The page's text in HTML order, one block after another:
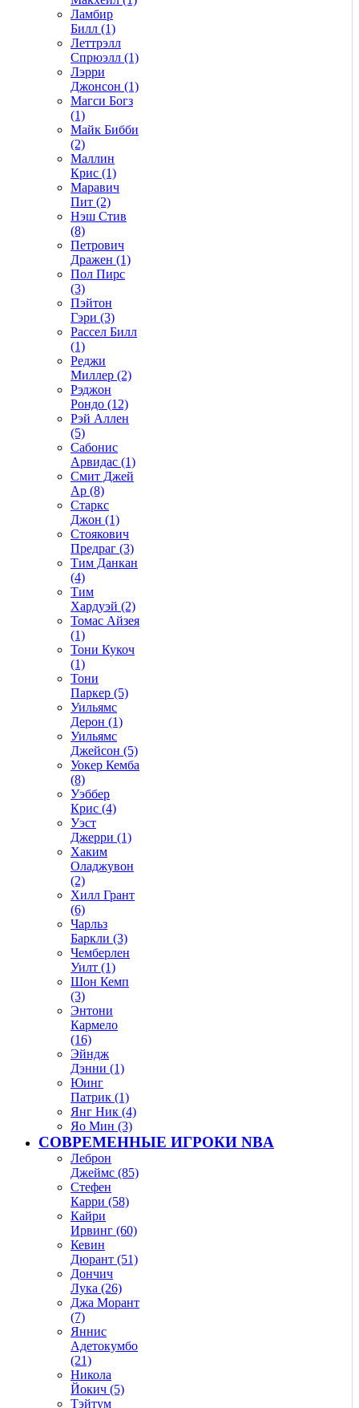
Ламбир
Билл (1)
Леттрэлл
Спрюэлл (1)
Лэрри
Джонсон (1)
Магси Богз
(1)
Майк Бибби
(2)
Маллин
Крис (1)
Маравич
Пит (2)
Нэш Стив
(8)
Петрович
Дражен (1)
Пол Пирс
(3)
Пэйтон
Гэри (3)
Рассел Билл
(1)
Реджи
Миллер (2)
Рэджон
Рондо (12)
Рэй Аллен
(5)
Сабонис
Арвидас (1)
Смит Джей
Ар (8)
Старкс
Джон (1)
Стоякович
Предраг (3)
Тим Данкан
(4)
Тим
Хардуэй (2)
Томас Айзея
(1)
Тони Кукоч
(1)
Тони
Паркер (5)
Уильямс
Дерон (1)
Уильямс
Джейсон (5)
Уокер Кемба
(8)
Уэббер
Крис (4)
Уэст
Джерри (1)
Хаким
Оладжувон
(2)
Хилл Грант
(6)
Чарльз
Баркли (3)
Чемберлен
Уилт (1)
Шон Кемп
(3)
Энтони
Кармело
(16)
Эйндж
Дэнни (1)
Юинг
Патрик (1)
Янг Ник (4)
Яо Мин (3)
СОВРЕМЕННЫЕ ИГРОКИ NBA
Леброн
Джеймс (85)
Стефен
Карри (58)
Кайри
Ирвинг (60)
Кевин
Дюрант (51)
Дончич
Лука (26)
Джа Морант
(7)
Яннис
Адетокумбо
(21)
Никола
Йокич (5)
Тэйтум